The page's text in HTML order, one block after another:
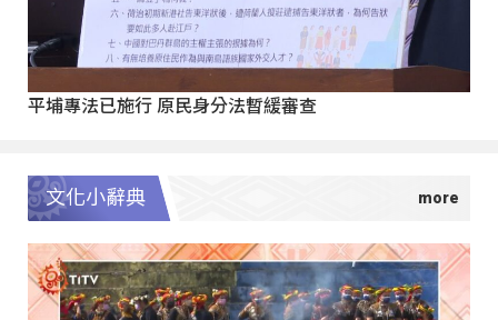
平埔專法已施行 原民身分法暫緩審查
文化小辭典